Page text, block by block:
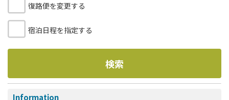
復路便を変更する
宿泊日程を指定する
検索
Information